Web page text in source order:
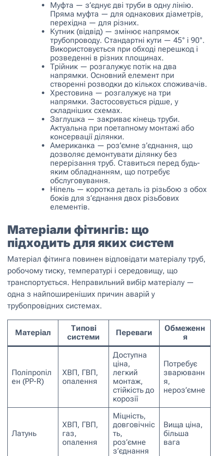
Муфта — з’єднує дві труби в одну лінію.
Пряма муфта — для однакових діаметрів,
перехідна — для різних.
Кутник (відвід) — змінює напрямок
трубопроводу. Стандартні кути — 45° і 90°.
Використовується при обході перешкод і
розведенні в різних площинах.
Трійник — розгалужує потік на два
напрямки. Основний елемент при
створенні розводки до кількох споживачів.
Хрестовина — розгалужує на три
напрямки. Застосовується рідше, у
складніших схемах.
Заглушка — закриває кінець труби.
Актуальна при поетапному монтажі або
консервації ділянки.
Американка — роз’ємне з’єднання, що
дозволяє демонтувати ділянку без
перерізання труб. Ставиться перед будь-
яким обладнанням, що потребує
обслуговування.
Ніпель — коротка деталь із різьбою з обох
боків для з’єднання двох різьбових
елементів.
Матеріали фітингів: що
підходить для яких систем
Матеріал фітинга повинен відповідати матеріалу труб,
робочому тиску, температурі і середовищу, що
транспортується. Неправильний вибір матеріалу —
одна з найпоширеніших причин аварій у
трубопровідних системах.
Матеріал
Типові
системи
Переваги
Обмеженн
я
Поліпропіл
ен (PP-R)
ХВП, ГВП,
опалення
Доступна
ціна,
легкий
монтаж,
стійкість до
корозії
Потребує
зварюванн
я,
нероз’ємне
Латунь
ХВП, ГВП,
газ,
опалення
Міцність,
довговічніс
ть,
роз’ємне
з’єднання
Вища ціна,
більша
вага